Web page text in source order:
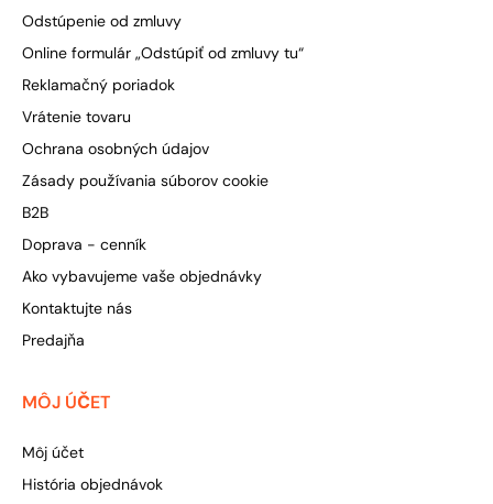
Odstúpenie od zmluvy
Online formulár „Odstúpiť od zmluvy tu“
Reklamačný poriadok
Vrátenie tovaru
Ochrana osobných údajov
Zásady používania súborov cookie
B2B
Doprava - cenník
Ako vybavujeme vaše objednávky
Kontaktujte nás
Predajňa
MÔJ ÚČET
Môj účet
História objednávok